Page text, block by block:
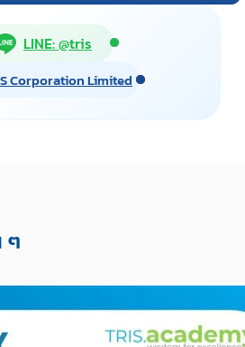
LINE: @tris
Corporation Limited
ๆ